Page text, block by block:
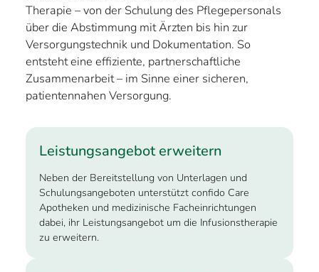
Therapie – von der Schulung des Pflegepersonals
über die Abstimmung mit Ärzten bis hin zur
Versorgungstechnik und Dokumentation. So
entsteht eine effiziente, partnerschaftliche
Zusammenarbeit – im Sinne einer sicheren,
patientennahen Versorgung.
Leistungsangebot erweitern
Neben der Bereitstellung von Unterlagen und
Schulungsangeboten unterstützt confido Care
Apotheken und medizinische Fach­ein­richtungen
dabei, ihr Leistungs­angebot um die Infusionstherapie
zu erweitern.